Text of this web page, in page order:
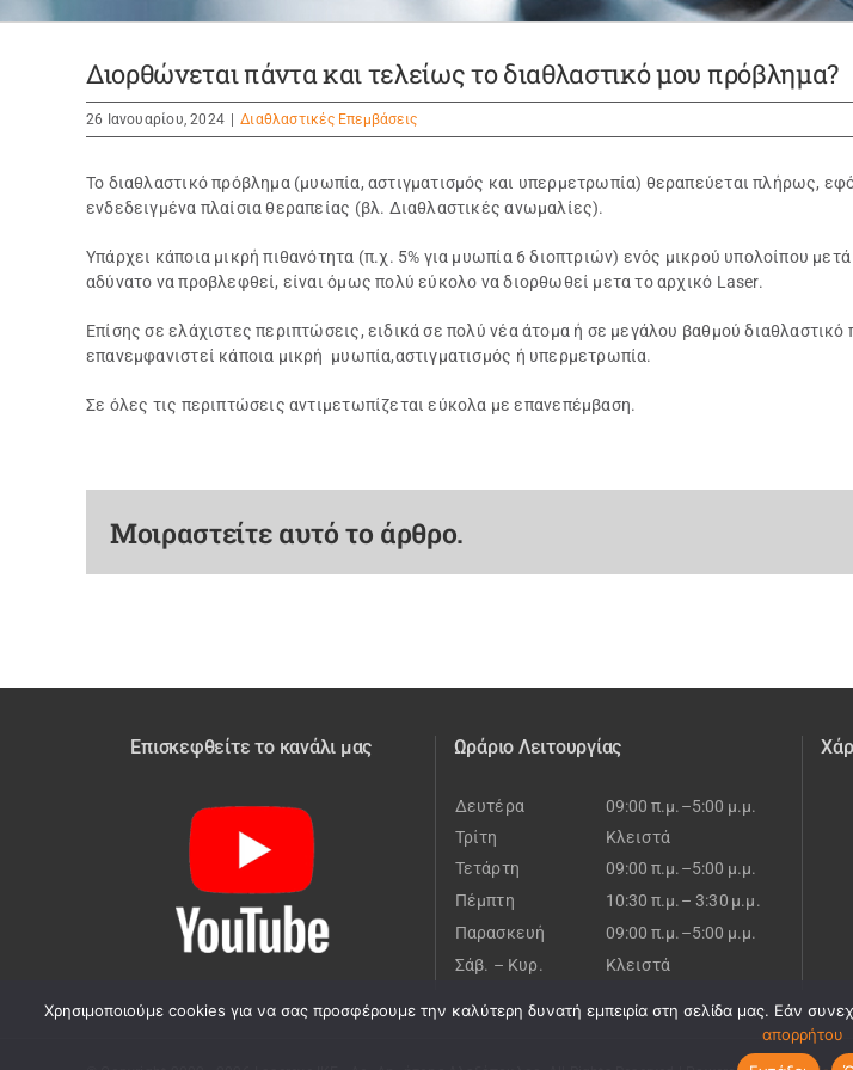
Διορθώνεται πάντα και τελείως το διαθλαστικό μου πρόβλημα?
26 Ιανουαρίου, 2024 Διαθλαστικές Επεμβάσεις
Το διαθλαστικό πρόβλημα (μυωπία, αστιγματισμός και υπερμετρωπία) θεραπεύεται πλήρως,
ενδεδειγμένα πλαίσια θεραπείας (βλ. Διαθλαστικές ανωμαλίες).
Υπάρχει κάποια μικρή πιθανότητα (π.χ. 5% για μυωπία 6 διοπτριών) ενός μικρού υπολοίπου μετά
αδύνατο να προβλεφθεί, είναι όμως πολύ εύκολο να διορθωθεί μετα το αρχικό Laser.
Επίσης σε ελάχιστες περιπτώσεις, ειδικά σε πολύ νέα άτομα ή σε μεγάλου βαθμού διαθλαστικό
επανεμφανιστεί κάποια μικρή μυωπία,αστιγματισμός ή υπερμετρωπία.
Σε όλες τις περιπτώσεις αντιμετωπίζεται εύκολα με επανεπέμβαση.
Μοιραστείτε αυτό το άρθρο.
Επισκεφθείτε το κανάλι μας Ωράριο Λειτουργίας
Δευτέρα
09:00 π.μ.–5:00 μ.μ.
Τρίτη
Κλειστά
Τετάρτη
09:00 π.μ.–5:00 μ.μ.
Πέμπτη
10:30 π.μ.– 3:30 μ.μ.
Παρασκευή
09:00 π.μ.–5:00 μ.μ.
Σάβ. – Κυρ.
Κλειστά
Χρησιμοποιούμε cookies για να σας προσφέρουμε την καλύτερη δυνατή εμπειρία στη σελίδα μας. Εάν
απορρήτου